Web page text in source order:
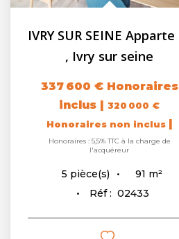
, Ivry sur seine
337 600 € Honoraires
inclus | 320 000 €
Honoraires non inclus |
Honoraires : 5,5% TTC à la charge de
l'acquéreur
5 pièce(s) 91 m²
Réf : 02433